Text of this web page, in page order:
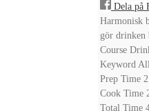
Dela på
Harmonisk
gör drinken
Course
Keyword
Prep Time 2
Cook Time
Total Time